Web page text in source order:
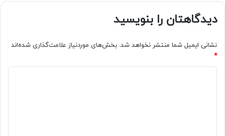
دیدگاهتان را بنویسید
نشانی ایمیل شما منتشر نخواهد شد. بخش‌های موردنیاز علامت‌گذاری شده‌اند
*